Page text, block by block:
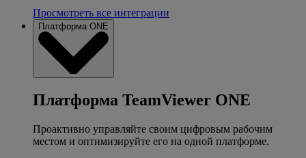
Просмотреть все интеграции
Платформа ONE
Платформа TeamViewer ONE
Проактивно управляйте своим цифровым рабочим
местом и оптимизируйте его на одной платформе.